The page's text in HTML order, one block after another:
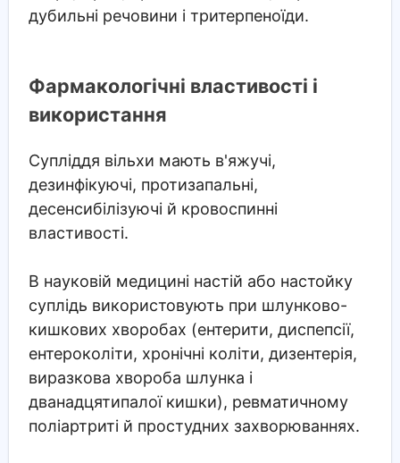
дубильні речовини і тритерпеноїди.
Фармакологічні властивості і
використання
Супліддя вільхи мають в'яжучі,
дезинфікуючі, протизапальні,
десенсибілізуючі й кровоспинні
властивості.
В науковій медицині настій або настойку
суплідь використовують при шлунково-
кишкових хворобах (ентерити, диспепсії,
ентероколіти, хронічні коліти, дизентерія,
виразкова хвороба шлунка і
дванадцятипалої кишки), ревматичному
поліартриті й простудних захворюваннях.